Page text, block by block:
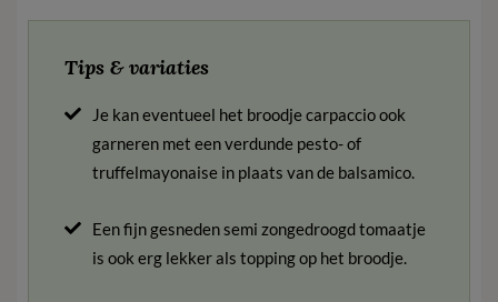
Tips & variaties
Je kan eventueel het broodje carpaccio ook
garneren met een verdunde pesto- of
truffelmayonaise in plaats van de balsamico.
Een fijn gesneden semi zongedroogd tomaatje
is ook erg lekker als topping op het broodje.